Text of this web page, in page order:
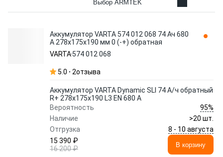
Выбор ARMTEK
Аккумулятор VARTA 574 012 068 74 Ач 680
А 278x175x190 мм 0 (-+) обратная
VARTA574 012 068
5.0 2отзыва
Аккумулятор VARTA Dynamic SLI 74 А/ч обратный
R+ 278x175x190 L3 EN 680 А
Вероятность
95%
Наличие
>20 шт.
Отгрузка
8 - 10 августа
15 390 ₽
16 200 ₽
В корзину